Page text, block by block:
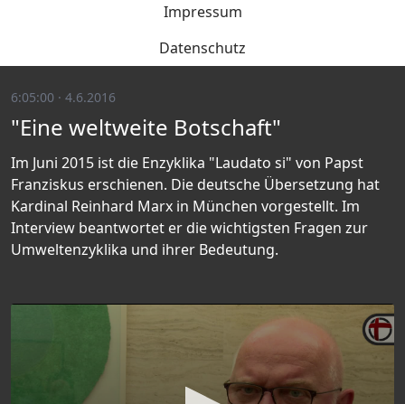
Impressum
Datenschutz
6:05:00 · 4.6.2016
"Eine weltweite Botschaft"
Im Juni 2015 ist die Enzyklika "Laudato si" von Papst
Franziskus erschienen. Die deutsche Übersetzung hat
Kardinal Reinhard Marx in München vorgestellt. Im
Interview beantwortet er die wichtigsten Fragen zur
Umweltenzyklika und ihrer Bedeutung.